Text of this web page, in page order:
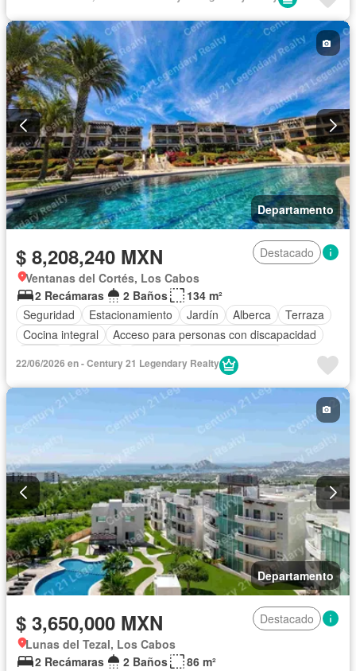
Seguridad Terraza Sin amueblar
Departamento
$ 8,208,240 MXN
Destacado
Ventanas del Cortés, Los Cabos
2 Recámaras
2 Baños
134 m²
Seguridad
Estacionamiento Jardín Alberca
Terraza
Cocina integral
Acceso para personas con discapacidad
Cocina equipada
Electricidad Aire acondicionado
Agua
Caseta de vigilancia
Recámara con closet
Vista panorámica
Wifi Completamente amueblado
22/06/2026 en - Century 21 Legendary Realty
Departamento
$ 3,650,000 MXN
Destacado
Lunas del Tezal, Los Cabos
2 Recámaras
2 Baños
86 m²